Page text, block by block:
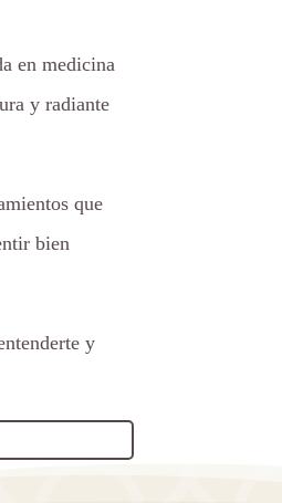
en medicina
y radiante
que
bien
y